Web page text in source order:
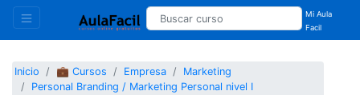
Mi Aula
Facil
Inicio 💼 Cursos Empresa
Marketing
Personal Branding / Marketing Personal nivel I